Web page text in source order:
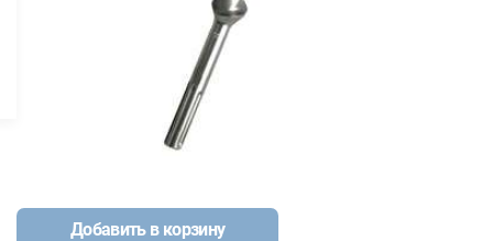
Добавить в корзину